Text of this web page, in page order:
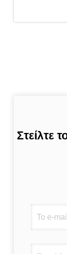
Στείλτε